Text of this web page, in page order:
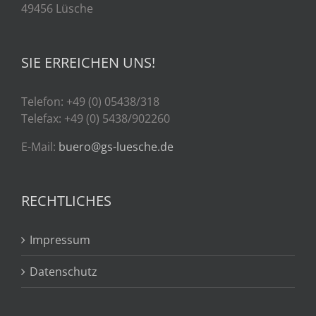
49456 Lüsche
SIE ERREICHEN UNS!
Telefon: +49 (0) 05438/318
Telefax: +49 (0) 5438/902260
E-Mail: buero@gs-luesche.de
RECHTLICHES
Impressum
Datenschutz